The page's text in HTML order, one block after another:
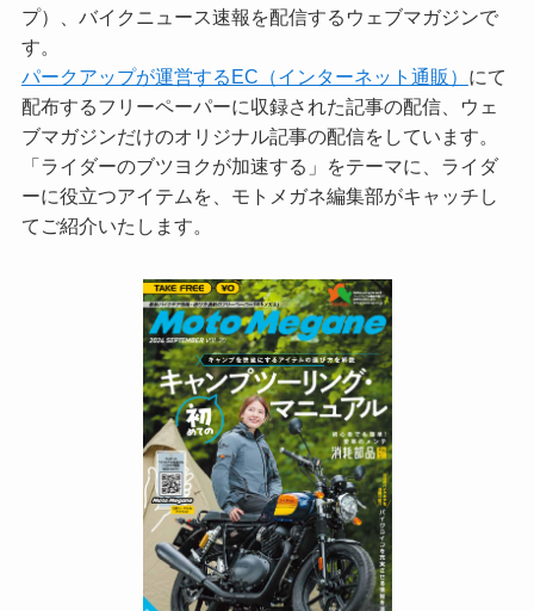
プ）、バイクニュース速報を配信するウェブマガジンで
す。
パークアップが運営するEC（インターネット通販） にて
配布するフリーペーパーに収録された記事の配信、ウェ
ブマガジンだけのオリジナル記事の配信をしています。
「ライダーのブツヨクが加速する」をテーマに、ライダ
ーに役立つアイテムを、モトメガネ編集部がキャッチし
てご紹介いたします。